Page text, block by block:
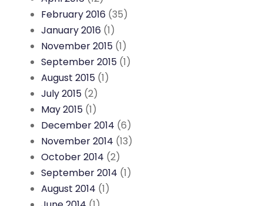
February 2016 (35)
January 2016 (1)
November 2015 (1)
September 2015 (1)
August 2015 (1)
July 2015 (2)
May 2015 (1)
December 2014 (6)
November 2014 (13)
October 2014 (2)
September 2014 (1)
August 2014 (1)